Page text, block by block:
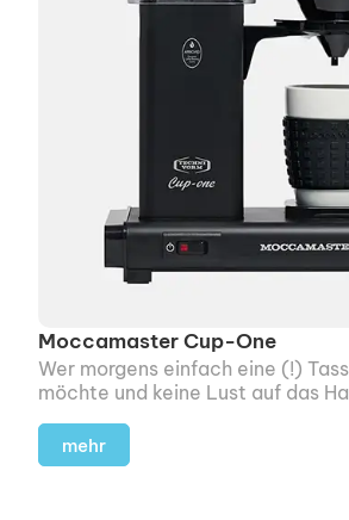
Moccamaster Cup-One
Wer morgens einfach eine (!)
möchte und keine Lust auf das
mehr